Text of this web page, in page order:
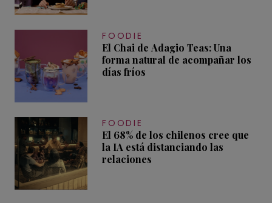
FOODIE
El Chai de Adagio Teas: Una
forma natural de acompañar los
días fríos
FOODIE
El 68% de los chilenos cree que
la IA está distanciando las
relaciones